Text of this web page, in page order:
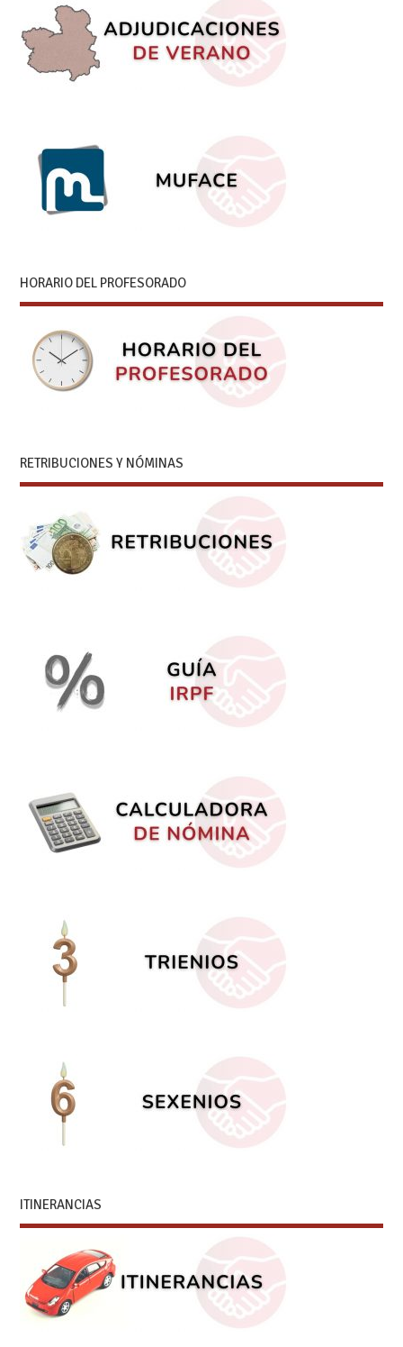
HORARIO DEL PROFESORADO
RETRIBUCIONES Y NÓMINAS
ITINERANCIAS